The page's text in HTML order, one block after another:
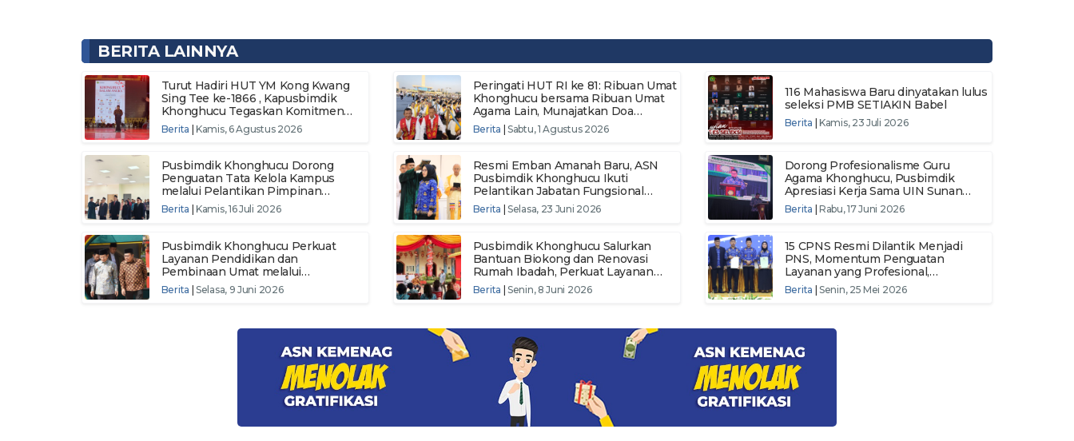
BERITA LAINNYA
Turut Hadiri HUT YM Kong Kwang
Sing Tee ke-1866 , Kapusbimdik
Khonghucu Tegaskan Komitmen
Pemerintah Berikan Layanan
Keagamaan
Berita |Kamis, 6 Agustus 2026
Peringati HUT RI ke 81: Ribuan Umat
Khonghucu bersama Ribuan Umat
Agama Lain, Munajatkan Doa
Kebangsaan Wujudkan Semangat
Persatuan Menuju Indonesia
Berita |Sabtu, 1 Agustus 2026
116 Mahasiswa Baru dinyatakan lulus
seleksi PMB SETIAKIN Babel
Berita |Kamis, 23 Juli 2026
Pusbimdik Khonghucu Dorong
Penguatan Tata Kelola Kampus
melalui Pelantikan Pimpinan
SETIAKIN Bangka Belitung
Berita |Kamis, 16 Juli 2026
Resmi Emban Amanah Baru, ASN
Pusbimdik Khonghucu Ikuti
Pelantikan Jabatan Fungsional
Pertama dan Pengambilan Sumpah
ASN Tahun 2024
Berita |Selasa, 23 Juni 2026
Dorong Profesionalisme Guru
Agama Khonghucu, Pusbimdik
Apresiasi Kerja Sama UIN Sunan
Gunung Djati
Berita |Rabu, 17 Juni 2026
Pusbimdik Khonghucu Perkuat
Layanan Pendidikan dan
Pembinaan Umat melalui
Peningkatan Kualifikasi SDM dan
Basis Data Nasional
Berita |Selasa, 9 Juni 2026
Pusbimdik Khonghucu Salurkan
Bantuan Biokong dan Renovasi
Rumah Ibadah, Perkuat Layanan
Keagamaan Umat
Berita |Senin, 8 Juni 2026
15 CPNS Resmi Dilantik Menjadi
PNS, Momentum Penguatan
Layanan yang Profesional,
Berkualitas, dan Berkelanjutan di
Pusbimdik Khonghucu
Berita |Senin, 25 Mei 2026